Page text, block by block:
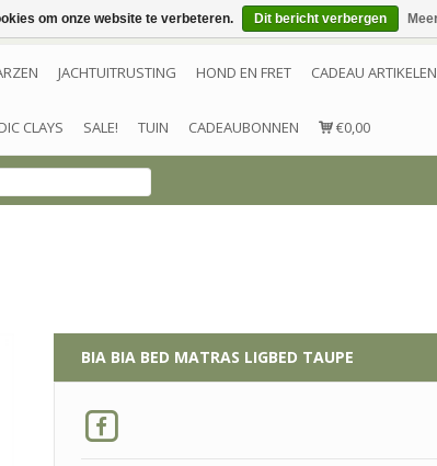
JACHTUITRUSTING HOND EN FRET CADEAU ARTIKELEN
CLAYS SALE! TUIN CADEAUBONNEN €0,00
BIA BIA BED MATRAS LIGBED TAUPE
om onze website te verbeteren. Dit bericht verbergen